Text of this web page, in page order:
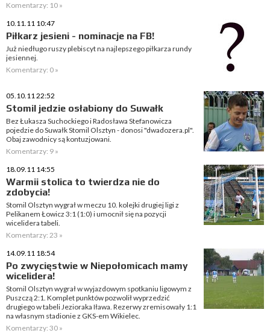
Komentarzy: 10 »
10.11.11 10:47
Piłkarz jesieni - nominacje na FB!
Już niedługo ruszy plebiscyt na najlepszego piłkarza rundy
jesiennej.
Komentarzy: 0 »
05.10.11 22:52
Stomil jedzie osłabiony do Suwałk
Bez Łukasza Suchockiego i Radosława Stefanowicza
pojedzie do Suwałk Stomil Olsztyn - donosi "dwadozera.pl".
Obaj zawodnicy są kontuzjowani.
Komentarzy: 9 »
18.09.11 14:55
Warmii stolica to twierdza nie do
zdobycia!
Stomil Olsztyn wygrał w meczu 10. kolejki drugiej ligi z
Pelikanem Łowicz 3:1 (1:0) i umocnił się na pozycji
wicelidera tabeli.
Komentarzy: 23 »
14.09.11 18:54
Po zwycięstwie w Niepołomicach mamy
wicelidera!
Stomil Olsztyn wygrał w wyjazdowym spotkaniu ligowym z
Puszczą 2:1. Komplet punktów pozwolił wyprzedzić
drugiego w tabeli Jezioraka Iława. Rezerwy zremisowały 1:1
na własnym stadionie z GKS-em Wikielec.
Komentarzy: 30 »